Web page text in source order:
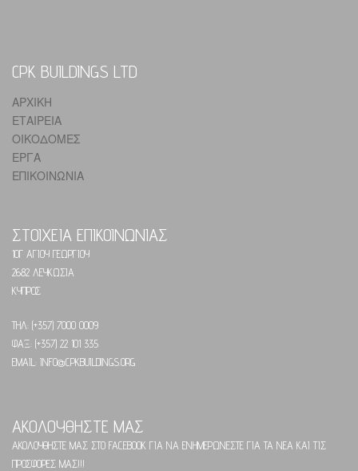
CPK BUILDINGS LTD
ΑΡΧΙΚΗ
ΕΤΑΙΡΕΙΑ
ΟΙΚΟΔΟΜΕΣ
ΕΡΓΑ
ΕΠΙΚΟΙΝΩΝΙΑ
ΣΤΟΙΧΕΙΑ ΕΠΙΚΟΙΝΩΝΙΑΣ
10Γ ΑΓΙΟΥ ΓΕΩΡΓΙΟΥ
2682 ΛΕΥΚΩΣΙΑ
ΚΥΠΡΟΣ
ΤΗΛ: (+357) 7000 0009
ΦΑΞ: (+357) 22 101 335
EMAIL: INFO@CPKBUILDINGS.ORG
ΑΚΟΛΟΥΘΗΣΤΕ ΜΑΣ
ΑΚΟΛΟΥΘΗΣΤΕ ΜΑΣ ΣΤΟ FACEBOOK ΓΙΑ ΝΑ ΕΝΗΜΕΡΩΝΕΣΤΕ ΓΙΑ ΤΑ ΝΕΑ ΚΑΙ ΤΙΣ
ΠΡΟΣΦΟΡΕΣ ΜΑΣ!!!